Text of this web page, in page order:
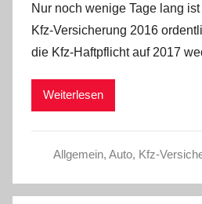
Nur noch wenige Tage lang
Kfz-Versicherung 2016
die Kfz-Haftpflicht auf 2017
Weiterlesen
Allgemein, Auto, Kfz-